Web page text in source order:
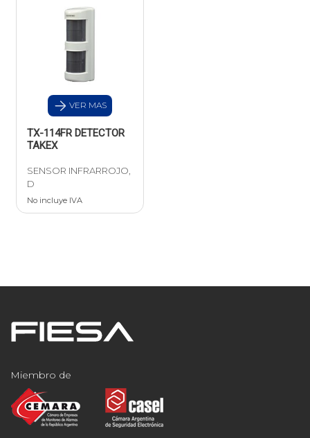
VER MAS
TX-114FR DETECTOR
TAKEX
SENSOR INFRARROJO,
D
No incluye IVA
Miembro de